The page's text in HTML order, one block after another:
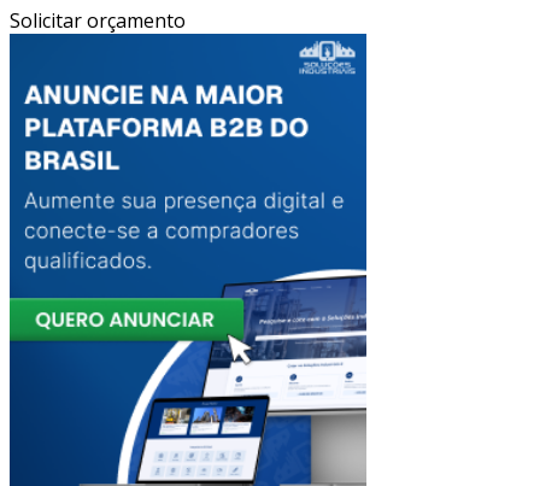
Solicitar orçamento